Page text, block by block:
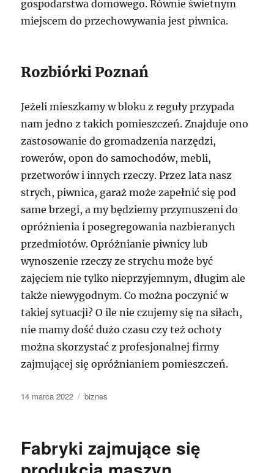
gospodarstwa domowego. Równie świetnym
miejscem do przechowywania jest piwnica.
Rozbiórki Poznań
Jeżeli mieszkamy w bloku z reguły przypada
nam jedno z takich pomieszczeń. Znajduje ono
zastosowanie do gromadzenia narzędzi,
rowerów, opon do samochodów, mebli,
przetworów i innych rzeczy. Przez lata nasz
strych, piwnica, garaż może zapełnić się pod
same brzegi, a my będziemy przymuszeni do
opróżnienia i posegregowania nazbieranych
przedmiotów. Opróżnianie piwnicy lub
wynoszenie rzeczy ze strychu może być
zajęciem nie tylko nieprzyjemnym, długim ale
także niewygodnym. Co można poczynić w
takiej sytuacji? O ile nie czujemy się na siłach,
nie mamy dość dużo czasu czy też ochoty
można skorzystać z profesjonalnej firmy
zajmującej się opróżnianiem pomieszczeń.
Data
14 marca 2022 Kategorie
biznes
Fabryki zajmujące się